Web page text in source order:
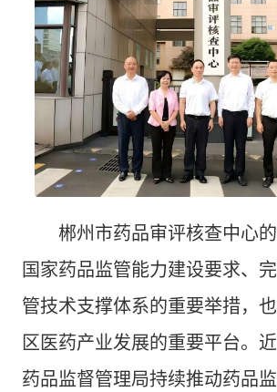
郴州市药品审评核查中心的
国家药品监管能力建设要求、
管技术支撑体系的重要举措，
区医药产业发展的重要平台。
药品监督管理局持续推动药品